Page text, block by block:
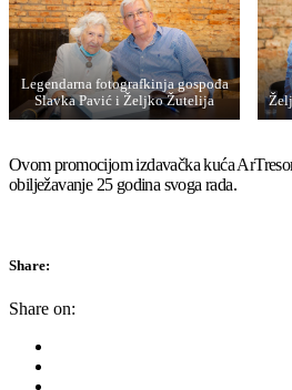
Legendarna fotografkinja gospođa
Slavka Pavić i Željko Žutelija
Ovom promocijom izdavačka kuća
obilježavanje 25 godina svoga rada.
Share:
Share on: